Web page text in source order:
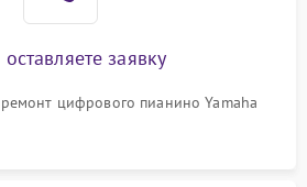
заявку
ремонт цифрового пианино Yamaha